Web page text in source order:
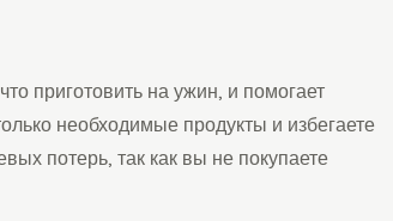
приготовить на ужин, и помогает
необходимые продукты и избегаете
потерь, так как вы не покупаете